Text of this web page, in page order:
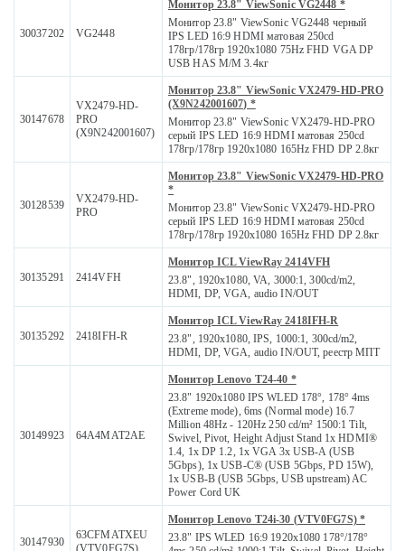
30037202 VG2448
Монитор 23.8" ViewSonic VG2448 *
Монитор 23.8" ViewSonic VG2448 черный
IPS LED 16:9 HDMI матовая 250cd
178гр/178гр 1920x1080 75Hz FHD VGA DP
USB HAS M/M 3.4кг
30147678
VX2479-HD-
PRO
(X9N242001607)
Монитор 23.8" ViewSonic VX2479-HD-PRO
(X9N242001607) *
Монитор 23.8" ViewSonic VX2479-HD-PRO
серый IPS LED 16:9 HDMI матовая 250cd
178гр/178гр 1920x1080 165Hz FHD DP 2.8кг
30128539
VX2479-HD-
PRO
Монитор 23.8" ViewSonic VX2479-HD-PRO
*
Монитор 23.8" ViewSonic VX2479-HD-PRO
серый IPS LED 16:9 HDMI матовая 250cd
178гр/178гр 1920x1080 165Hz FHD DP 2.8кг
30135291 2414VFH
Монитор ICL ViewRay 2414VFH
23.8", 1920x1080, VA, 3000:1, 300cd/m2,
HDMI, DP, VGA, audio IN/OUT
30135292 2418IFH-R
Монитор ICL ViewRay 2418IFH-R
23.8", 1920x1080, IPS, 1000:1, 300cd/m2,
HDMI, DP, VGA, audio IN/OUT, реестр МПТ
30149923 64A4MAT2AE
Монитор Lenovo T24-40 *
23.8" 1920x1080 IPS WLED 178°, 178° 4ms
(Extreme mode), 6ms (Normal mode) 16.7
Million 48Hz - 120Hz 250 cd/m² 1500:1 Tilt,
Swivel, Pivot, Height Adjust Stand 1x HDMI®
1.4, 1x DP 1.2, 1x VGA 3x USB-A (USB
5Gbps), 1x USB-C® (USB 5Gbps, PD 15W),
1x USB-B (USB 5Gbps, USB upstream) AC
Power Cord UK
30147930
63CFMATXEU
Монитор Lenovo T24i-30 (VTV0FG7S) *
23.8" IPS WLED 16:9 1920x1080 178°/178°